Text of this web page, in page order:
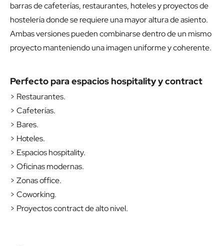
barras de cafeterías, restaurantes, hoteles y proyectos de
hostelería donde se requiere una mayor altura de asiento.
Ambas versiones pueden combinarse dentro de un mismo
proyecto manteniendo una imagen uniforme y coherente.
Perfecto para espacios hospitality y contract
> Restaurantes.
> Cafeterías.
> Bares.
> Hoteles.
> Espacios hospitality.
> Oficinas modernas.
> Zonas office.
> Coworking.
> Proyectos contract de alto nivel.